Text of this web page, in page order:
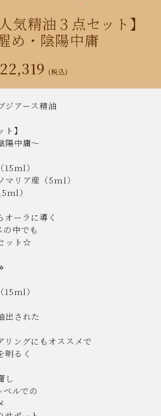
気精油３点セット】
め・陰陽中庸
(税込)
ジアース精油
】
陽中庸〜
）
マリア産（5ml）
）
ーラに導く
の中でも
ット☆
）
出された
リングにもオススメで
明るく
し
ルでの